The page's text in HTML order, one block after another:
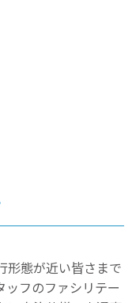
形態が近い皆さまで
ッフのファシリテー